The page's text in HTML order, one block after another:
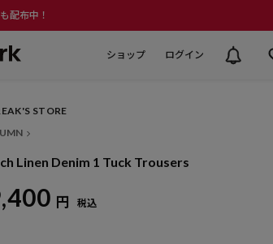
配布中！
ショップ ログイン
STORE
Linen Denim 1 Tuck Trousers
円 税込